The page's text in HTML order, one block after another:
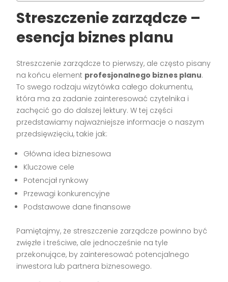
Streszczenie zarządcze –
esencja biznes planu
Streszczenie zarządcze to pierwszy, ale często pisany
na końcu element profesjonalnego biznes planu.
To swego rodzaju wizytówka całego dokumentu,
która ma za zadanie zainteresować czytelnika i
zachęcić go do dalszej lektury. W tej części
przedstawiamy najważniejsze informacje o naszym
przedsięwzięciu, takie jak:
Główna idea biznesowa
Kluczowe cele
Potencjał rynkowy
Przewagi konkurencyjne
Podstawowe dane finansowe
Pamiętajmy, że streszczenie zarządcze powinno być
zwięzłe i treściwe, ale jednocześnie na tyle
przekonujące, by zainteresować potencjalnego
inwestora lub partnera biznesowego.